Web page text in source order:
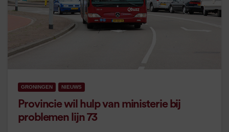
GRONINGEN NIEUWS
Provincie wil hulp van ministerie bij
problemen lijn 73